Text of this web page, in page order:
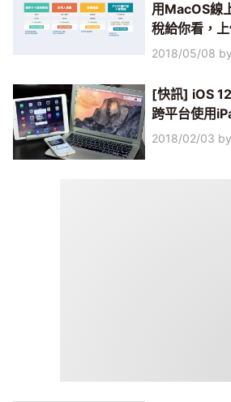
用MacOS線
稅給你看，
2018/05/08
[快訊] iOS
跨平台使用
2018/02/03 by